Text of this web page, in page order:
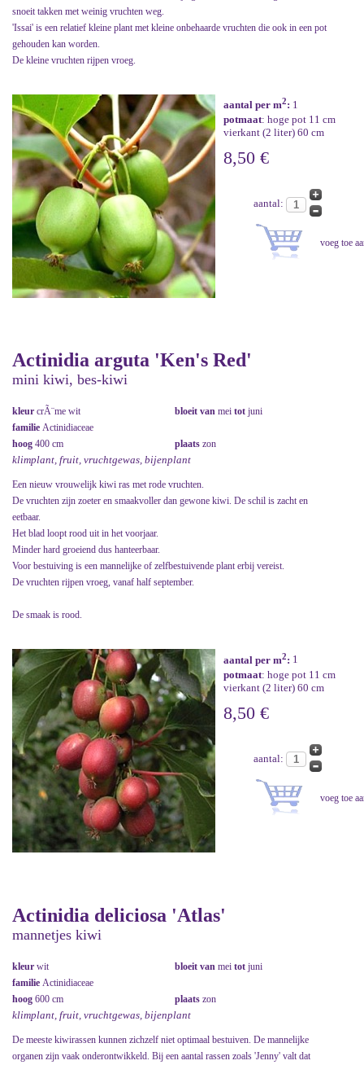
snoeit takken met weinig vruchten weg.
'Issai' is een relatief kleine plant met kleine onbehaarde vruchten die ook in een pot
gehouden kan worden.
De kleine vruchten rijpen vroeg.
aantal per m2: 1
potmaat: hoge pot 11 cm
vierkant (2 liter) 60 cm
8,50 €
aantal:
Actinidia arguta 'Ken's Red'
mini kiwi, bes-kiwi
kleur crÃ¨me wit bloeit van mei tot juni
familie Actinidiaceae
hoog 400 cm plaats zon
klimplant, fruit, vruchtgewas, bijenplant
Een nieuw vrouwelijk kiwi ras met rode vruchten.
De vruchten zijn zoeter en smaakvoller dan gewone kiwi. De schil is zacht en
eetbaar.
Het blad loopt rood uit in het voorjaar.
Minder hard groeiend dus hanteerbaar.
Voor bestuiving is een mannelijke of zelfbestuivende plant erbij vereist.
De vruchten rijpen vroeg, vanaf half september.
De smaak is rood.
aantal per m2: 1
potmaat: hoge pot 11 cm
vierkant (2 liter) 60 cm
8,50 €
aantal:
Actinidia deliciosa 'Atlas'
mannetjes kiwi
kleur wit bloeit van mei tot juni
familie Actinidiaceae
hoog 600 cm plaats zon
klimplant, fruit, vruchtgewas, bijenplant
De meeste kiwirassen kunnen zichzelf niet optimaal bestuiven. De mannelijke
organen zijn vaak onderontwikkeld. Bij een aantal rassen zoals 'Jenny' valt dat